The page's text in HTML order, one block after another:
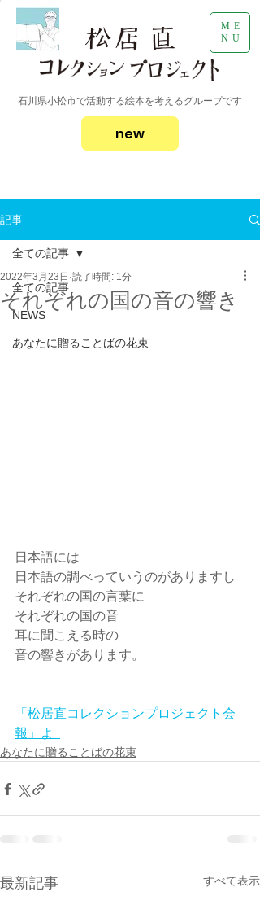
石川県小松市で活動する絵本を考えるグループです
ME
NU
new
記事
全ての記事
NEWS
あなたに贈ることばの花束
全ての記事
それぞれの国の音の響き
2022年3月23日 読了時間: 1分
日本語には
日本語の調べっていうのがありますし
それぞれの国の言葉に
それぞれの国の音
耳に聞こえる時の
音の響きがあります。
「松居直コレクションプロジェクト会
報」よ
あなたに贈ることばの花束
最新記事 すべて表示